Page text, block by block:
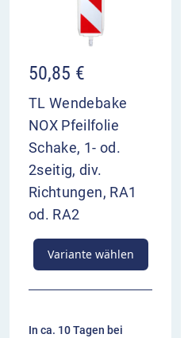
50,85 €
TL Wendebake
NOX Pfeilfolie
Schake, 1- od.
2seitig, div.
Richtungen, RA1
od. RA2
Variante wählen
In ca. 10 Tagen bei